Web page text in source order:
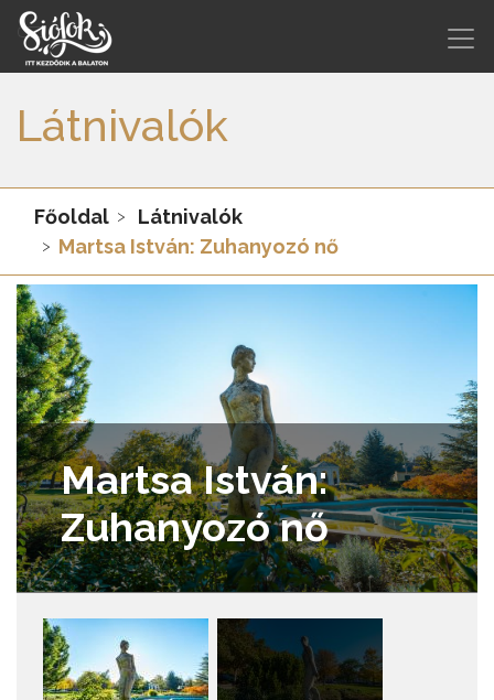
Látnivalók
Főoldal
Látnivalók
Martsa István: Zuhanyozó nő
Martsa István:
Zuhanyozó nő